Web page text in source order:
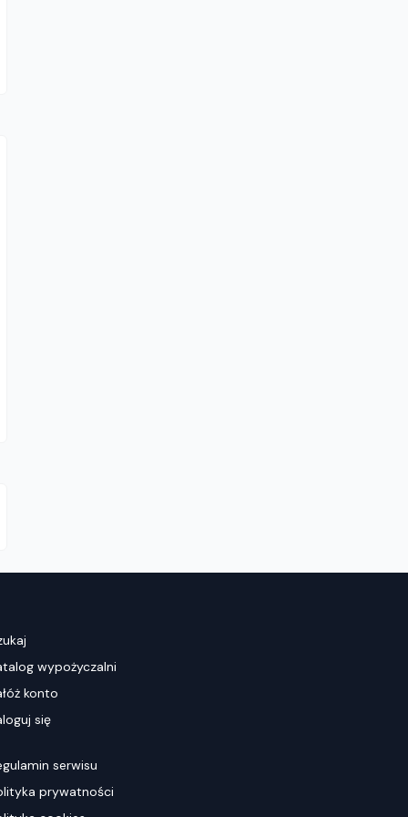
wypożyczalni
konto
się
serwisu
prywatności